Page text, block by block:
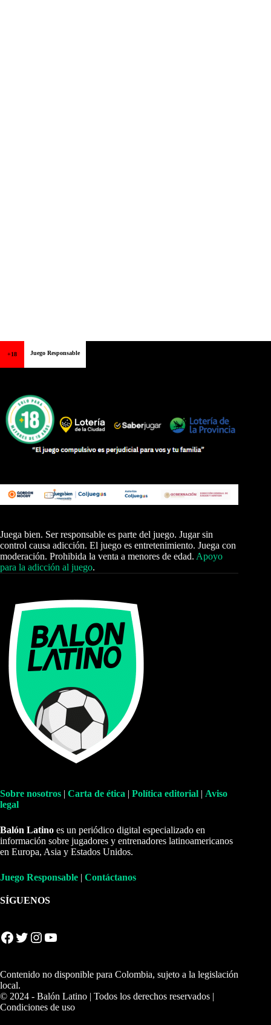
+18 Juego Responsable
Juega bien. Ser responsable es parte del juego. Jugar sin
control causa adicción. El juego es entretenimiento. Juega con
moderación. Prohibida la venta a menores de edad. Apoyo
para la adicción al juego.
Sobre nosotros | Carta de ética | Política editorial | Aviso
legal
Balón Latino es un periódico digital especializado en
información sobre jugadores y entrenadores latinoamericanos
en Europa, Asia y Estados Unidos.
Juego Responsable | Contáctanos
SÍGUENOS
Facebook Twitter Instagram YouTube
Contenido no disponible para Colombia, sujeto a la legislación
local.
© 2024 - Balón Latino | Todos los derechos reservados |
Condiciones de uso